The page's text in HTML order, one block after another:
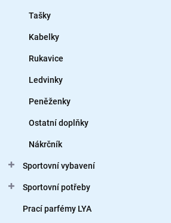
Tašky
Kabelky
Rukavice
Ledvinky
Peněženky
Ostatní doplňky
Nákrčník
Sportovní vybavení
Sportovní potřeby
Prací parfémy LYA